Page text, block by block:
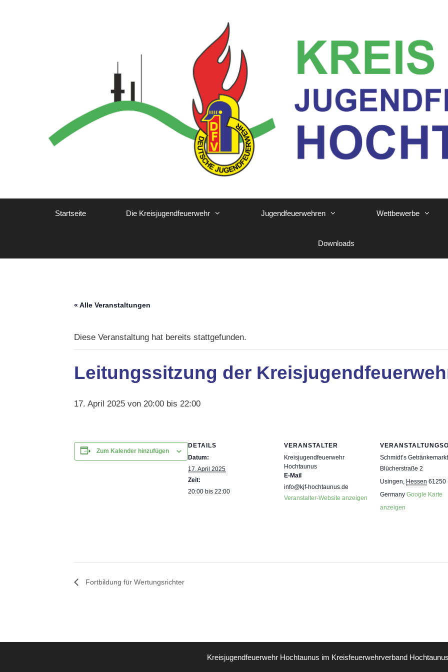
Startseite Die Kreisjugendfeuerwehr Jugendfeuerwehren Wettbewerbe
Downloads
« Alle Veranstaltungen
Diese Veranstaltung hat bereits stattgefunden.
Leitungssitzung der
17. April 2025 von 20:00 bis 22:00
Zum Kalender hinzufügen
DETAILS
Datum:
17. April 2025
Zeit:
20:00 bis 22:00
VERANSTALTER
Kreisjugendfeuerwehr
Hochtaunus
E-Mail
info@kjf-hochtaunus.de
Veranstalter-Website anzeigen
Schmidt’s Getränkemarkt
Blücherstraße 2
Usingen, Hessen 61250
Germany Google Karte
anzeigen
Fortbildung für Wertungsrichter
Kreisjugendfeuerwehr Hochtaunus im Kreisfeuerwehrverband